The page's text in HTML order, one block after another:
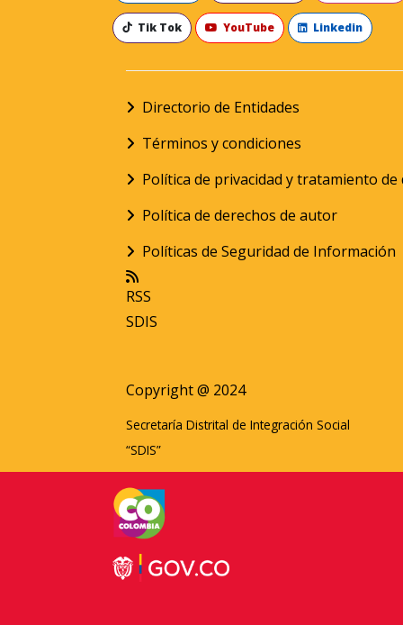
Tik Tok YouTube Linkedin
Directorio de Entidades
Términos y condiciones
Política de privacidad y tratamiento
Política de derechos de autor
Políticas de Seguridad de Información
RSS
SDIS
Copyright @ 2024
Secretaría Distrital de Integración Social
“SDIS”